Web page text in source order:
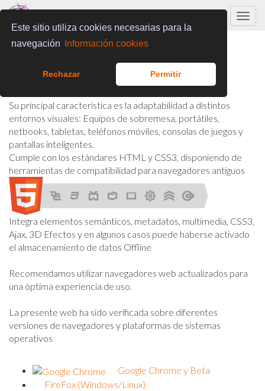
Este sitio utiliza cookies necesarias para la
navegación
Información cookies
Rechazar Permitir
Nota Técnica
La presente web ha sido creada con la herramienta de
gestión de contenidos (CMS) K-Fein desarrollada por
Su principal característica es la adaptabilidad a distintos
entornos visuales: Equipos de sobremesa, portátiles,
netbooks, tabletas, teléfonos móviles, consolas de juegos y
pantallas inteligentes.
Cumple con los estándares HTML y CSS3, disponiendo de
herramientas de compatibilidad para navegadores antiguos
Integra elementos semánticos, metadatos, multimedia, CSS3,
Ajax, 3D Efectos y en algunos casos puede haberse activado
el almacenamiento de datos Offline
Recomendamos utilizar navegadores web actualizados para
una óptima experiencia de uso.
La presente web ha sido verificada sobre diferentes
versiones de navegadores y plataformas de sistemas
operativos
Google Chrome y Beta
FireFox (Windows/Linux)